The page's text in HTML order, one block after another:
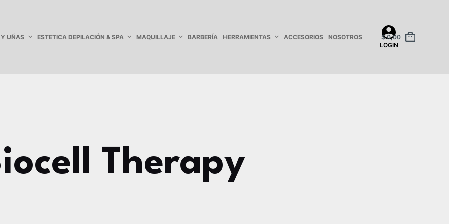
UÑAS ESTETICA DEPILACIÓN & SPA MAQUILLAJE BARBERÍA HERRAMIENTAS ACCESORIOS
NOSOTROS
LOGIN
$0,00
Therapy